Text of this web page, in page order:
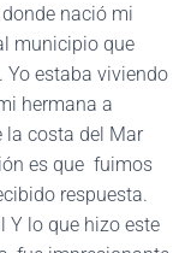
nació mi
municipio que
Yo estaba viviendo
hermana a
la costa del Mar
es que fuimos
respuesta.
Y lo que hizo este